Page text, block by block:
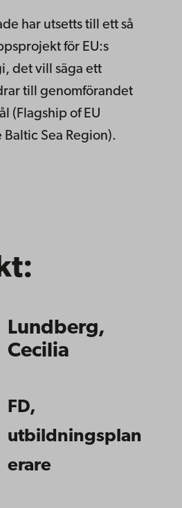
har utsetts till ett så
för EU:s
det vill säga ett
till genomförandet
(Flagship of EU
Sea Region).
Lundberg,
Cecilia
FD,
utbildningsplan
erare